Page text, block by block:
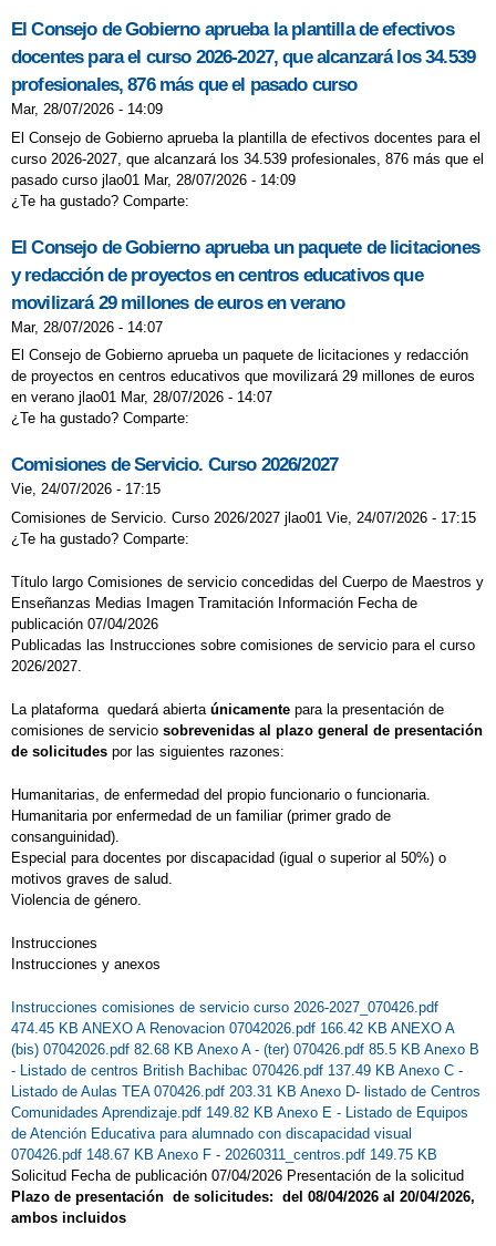
DESPLAZAMIENTO ACTIVO AL COLE
DESPLAZAMIENTO ACTIVO AL COLE
DÍA DE LA PAZ
DÍA DEL LIBRO EDUCACIÓN INFANTIL
EDUCACIÓN INFANTIL
ELECCIONES A CONSEJO ESCOLAR
ENCUESTA SOBRE CONVIVENCIA
ENLACES SITES DE INGLÉS
PRIMARIA
ESTAMOS EN FORMA
FAUNIA 3º DE PRIMARIA
FIN DE CURSO 2023-24
FIN DE CURSO 6º DE PRIMARIA
PASADA
AÉREA DE GETAFE
FOTOS DE NAVIDAD GIMNASTRADA
GRADUACIONES CURSO 2019-2020
GRADUACIÓN 6º DE PRMARIA CURSO
2019-2020
El Consejo de Gobierno aprueba la plantilla de efectivos
docentes para el curso 2026-2027, que alcanzará los 34.539
profesionales, 876 más que el pasado curso
Mar, 28/07/2026 - 14:09
El Consejo de Gobierno aprueba la plantilla de efectivos docentes para el
curso 2026-2027, que alcanzará los 34.539 profesionales, 876 más que el
pasado curso jlao01 Mar, 28/07/2026 - 14:09
¿Te ha gustado? Comparte:
El Consejo de Gobierno aprueba un paquete de licitaciones
y redacción de proyectos en centros educativos que
movilizará 29 millones de euros en verano
Mar, 28/07/2026 - 14:07
El Consejo de Gobierno aprueba un paquete de licitaciones y redacción
de proyectos en centros educativos que movilizará 29 millones de euros
en verano jlao01 Mar, 28/07/2026 - 14:07
¿Te ha gustado? Comparte:
Comisiones de Servicio. Curso 2026/2027
Vie, 24/07/2026 - 17:15
Comisiones de Servicio. Curso 2026/2027 jlao01 Vie, 24/07/2026 - 17:15
¿Te ha gustado? Comparte:
Título largo Comisiones de servicio concedidas del Cuerpo de Maestros y
Enseñanzas Medias Imagen Tramitación Información Fecha de
publicación 07/04/2026
Publicadas las Instrucciones sobre comisiones de servicio para el curso
2026/2027.
La plataforma quedará abierta únicamente para la presentación de
comisiones de servicio sobrevenidas al plazo general de presentación
de solicitudes por las siguientes razones:
Humanitarias, de enfermedad del propio funcionario o funcionaria.
Humanitaria por enfermedad de un familiar (primer grado de
consanguinidad).
Especial para docentes por discapacidad (igual o superior al 50%) o
motivos graves de salud.
Violencia de género.
Instrucciones
Instrucciones y anexos
Instrucciones comisiones de servicio curso 2026-2027_070426.pdf
474.45 KB ANEXO A Renovacion 07042026.pdf 166.42 KB ANEXO A
(bis) 07042026.pdf 82.68 KB Anexo A - (ter) 070426.pdf 85.5 KB Anexo B
- Listado de centros British Bachibac 070426.pdf 137.49 KB Anexo C -
Listado de Aulas TEA 070426.pdf 203.31 KB Anexo D- listado de Centros
Comunidades Aprendizaje.pdf 149.82 KB Anexo E - Listado de Equipos
de Atención Educativa para alumnado con discapacidad visual
070426.pdf 148.67 KB Anexo F - 20260311_centros.pdf 149.75 KB
Solicitud Fecha de publicación 07/04/2026 Presentación de la solicitud
Plazo de presentación de solicitudes: del 08/04/2026 al 20/04/2026,
ambos incluidos